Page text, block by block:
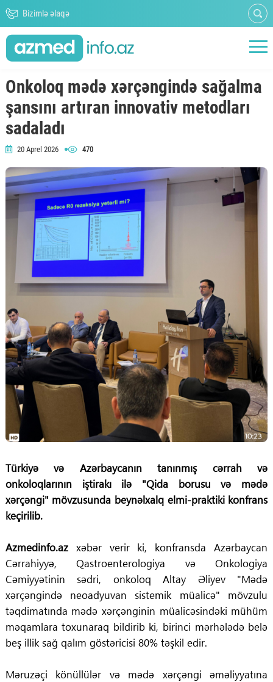
Bizimlə əlaqə
Onkoloq mədə xərçəngində sağalma
şansını artıran innovativ metodları
sadaladı
20 Aprel 2026 470
Türkiyə və Azərbaycanın tanınmış cərrah və
onkoloqlarının iştirakı ilə "Qida borusu və mədə
xərçəngi" mövzusunda beynəlxalq elmi-praktiki konfrans
keçirilib.
Azmedinfo.azxəbər verir ki, konfransda Azərbaycan
Cərrahiyyə, Qastroenterologiya və Onkologiya
Cəmiyyətinin sədri, onkoloq Altay Əliyev "Mədə
xərçəngində neoadyuvan sistemik müalicə" mövzulu
təqdimatında mədə xərçənginin müalicəsindəki mühüm
məqamlara toxunaraq bildirib ki, birinci mərhələdə belə
beş illik sağ qalım göstəricisi 80% təşkil edir.
Məruzəçi könüllülər və mədə xərçəngi əməliyyatına